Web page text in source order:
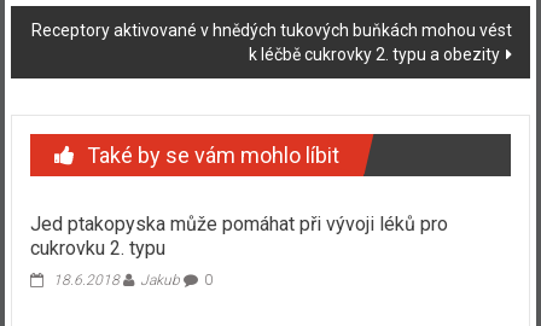
Receptory aktivované v hnědých tukových buňkách mohou vést
k léčbě cukrovky 2. typu a obezity
Také by se vám mohlo líbit
Jed ptakopyska může pomáhat při vývoji léků pro
cukrovku 2. typu
18.6.2018 Jakub 0